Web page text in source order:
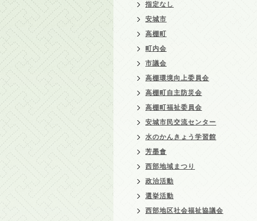
指定なし
安城市
高棚町
町内会
市議会
高棚環境向上委員会
高棚町自主防災会
高棚町福祉委員会
安城市民交流センター
水のかんきょう学習館
芳墨會
西部地域まつり
政治活動
選挙活動
西部地区社会福祉協議会